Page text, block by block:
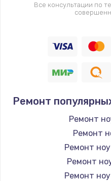
Все консультации по
Ремонт
Ремонт
Ремонт
Ремонт
Ремонт
Ремонт